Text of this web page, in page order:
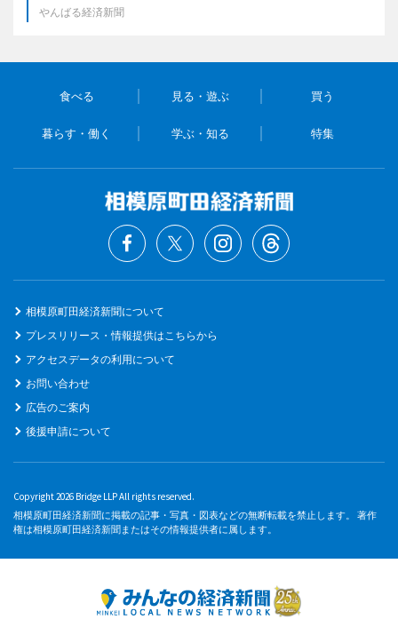
やんばる経済新聞
食べる 見る・遊ぶ 買う
暮らす・働く 学ぶ・知る 特集
相模原町田経済新聞について
プレスリリース・情報提供はこちらから
アクセスデータの利用について
お問い合わせ
広告のご案内
後援申請について
Copyright 2026 Bridge LLP All rights reserved.
相模原町田経済新聞に掲載の記事・写真・図表などの無断転載を禁止します。 著作
権は相模原町田経済新聞またはその情報提供者に属します。